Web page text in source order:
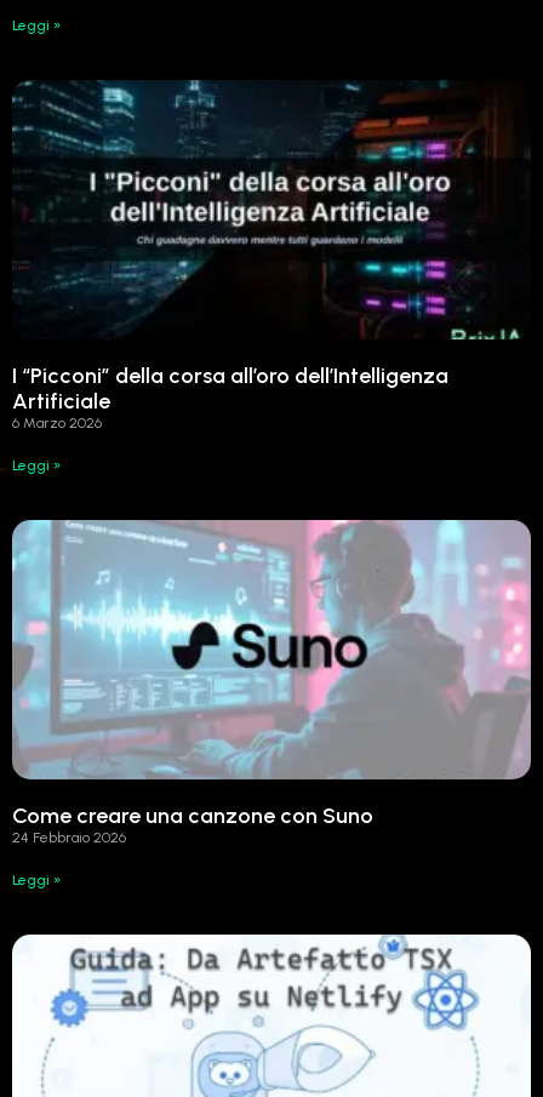
Leggi »
I “Picconi” della corsa all’oro dell’Intelligenza
Artificiale
6 Marzo 2026
Leggi »
Come creare una canzone con Suno
24 Febbraio 2026
Leggi »